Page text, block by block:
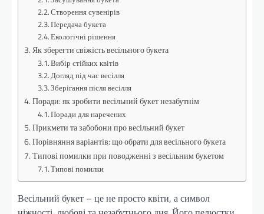
Створення сувенірів
Передача букета
Екологічні рішення
Як зберегти свіжість весільного букета
Вибір стійких квітів
Догляд під час весілля
Зберігання після весілля
Поради: як зробити весільний букет незабутнім
Поради для наречених
Прикмети та забобони про весільний букет
Порівняння варіантів: що обрати для весільного букета
Типові помилки при поводженні з весільним букетом
Типові помилки
Весільний букет – це не просто квіти, а символ